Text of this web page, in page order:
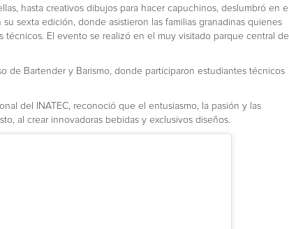
hasta creativos dibujos para hacer capuchinos, deslumbró en el
sexta edición, donde asistieron las familias granadinas quienes
técnicos. El evento se realizó en el muy visitado parque central de
de Bartender y Barismo, donde participaron estudiantes técnicos
del INATEC, reconoció que el entusiasmo, la pasión y las
al crear innovadoras bebidas y exclusivos diseños.